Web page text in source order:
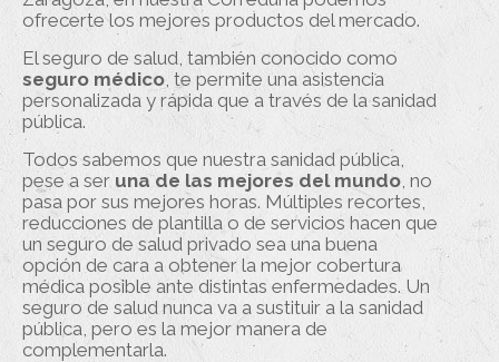
ofrecerte los mejores productos del mercado.
El seguro de salud, también conocido como
seguro médico, te permite una asistencia
personalizada y rápida que a través de la sanidad
pública.
Todos sabemos que nuestra sanidad pública,
pese a ser una de las mejores del mundo, no
pasa por sus mejores horas. Múltiples recortes,
reducciones de plantilla o de servicios hacen que
un seguro de salud privado sea una buena
opción de cara a obtener la mejor cobertura
médica posible ante distintas enfermedades. Un
seguro de salud nunca va a sustituir a la sanidad
pública, pero es la mejor manera de
complementarla.